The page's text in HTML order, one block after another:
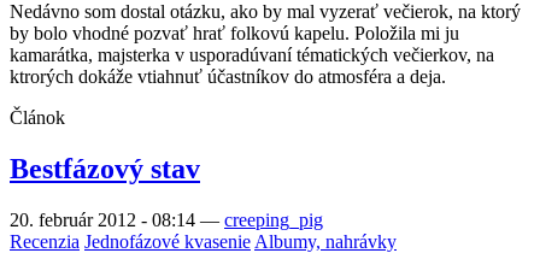
Nedávno som dostal otázku, ako by mal vyzerať večierok, na ktorý
by bolo vhodné pozvať hrať folkovú kapelu. Položila mi ju
kamarátka, majsterka v usporadúvaní tématických večierkov, na
ktrorých dokáže vtiahnuť účastníkov do atmosféra a deja.
Článok
Bestfázový stav
20. február 2012 - 08:14 — creeping_pig
Recenzia Jednofázové kvasenie Albumy, nahrávky